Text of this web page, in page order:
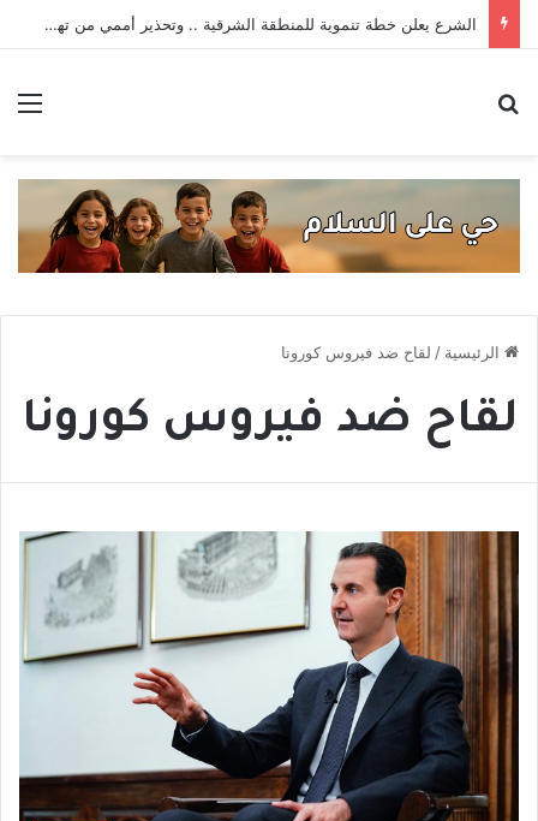
الشرع يعلن خطة تنموية للمنطقة الشرقية .. وتحذير أممي من تهديدات داعش _ حصاد الأسبوع
الرئيسية / لقاح ضد فيروس كورونا
لقاح ضد فيروس كورونا